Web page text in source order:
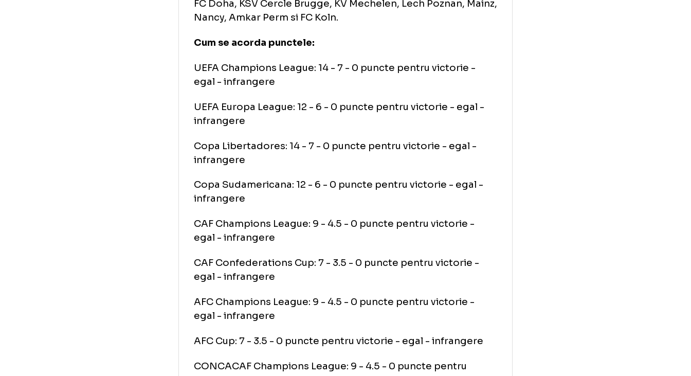
..........................................................................
126. FC Timisoara - 108 puncte (stationeaza), la egalitate cu Al-
............................................................................
301. FC Brasov - 70 puncte (+31 locuri), la egalitate cu Al-Sadd
FC Doha, KSV Cercle Brugge, KV Mechelen, Lech Poznan, Mainz,
Nancy, Amkar Perm si FC Koln.
Cum se acorda punctele:
UEFA Champions League: 14 - 7 - 0 puncte pentru victorie -
UEFA Europa League: 12 - 6 - 0 puncte pentru victorie - egal -
Copa Libertadores: 14 - 7 - 0 puncte pentru victorie - egal -
infrangere
Copa Sudamericana: 12 - 6 - 0 puncte pentru victorie - egal -
infrangere
CAF Champions League: 9 - 4.5 - 0 puncte pentru victorie -